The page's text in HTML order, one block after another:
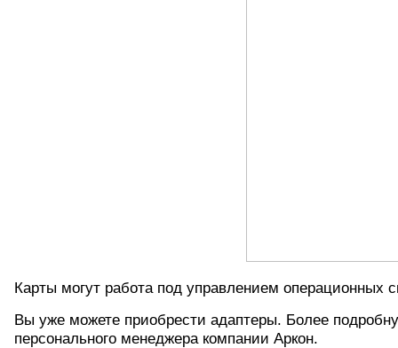
Карты могут работа под управлением операционных
Вы уже можете приобрести адаптеры. Более
персонального менеджера компании Аркон.